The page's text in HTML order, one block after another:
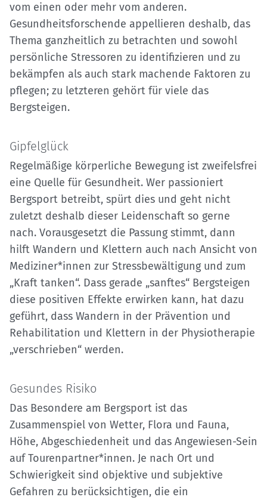
vom einen oder mehr vom anderen.
Gesundheitsforschende appellieren deshalb, das
Thema ganzheitlich zu betrachten und sowohl
persönliche Stressoren zu identifizieren und zu
bekämpfen als auch stark machende Faktoren zu
pflegen; zu letzteren gehört für viele das
Bergsteigen.
Gipfelglück
Regelmäßige körperliche Bewegung ist zweifelsfrei
eine Quelle für Gesundheit. Wer passioniert
Bergsport betreibt, spürt dies und geht nicht
zuletzt deshalb dieser Leidenschaft so gerne
nach. Vorausgesetzt die Passung stimmt, dann
hilft Wandern und Klettern auch nach Ansicht von
Mediziner*innen zur Stressbewältigung und zum
„Kraft tanken“. Dass gerade „sanftes“ Bergsteigen
diese positiven Effekte erwirken kann, hat dazu
geführt, dass Wandern in der Prävention und
Rehabilitation und Klettern in der Physiotherapie
„verschrieben“ werden.
Gesundes Risiko
Das Besondere am Bergsport ist das
Zusammenspiel von Wetter, Flora und Fauna,
Höhe, Abgeschiedenheit und das Angewiesen-Sein
auf Tourenpartner*innen. Je nach Ort und
Schwierigkeit sind objektive und subjektive
Gefahren zu berücksichtigen, die ein